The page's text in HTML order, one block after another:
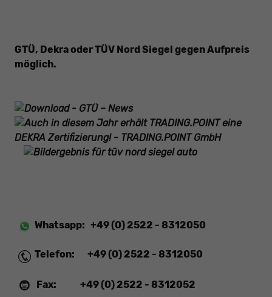
GTÜ, Dekra oder TÜV Nord Siegel gegenAufpreis
möglich.
Whatsapp: +49 (0) 2522 - 8312050
Telefon: +49 (0) 2522 - 8312050
Fax: +49 (0) 2522 - 8312052